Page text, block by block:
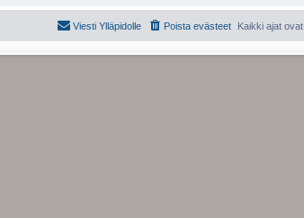
Kaikki ajat ovat
Poista evästeet
Viesti Ylläpidolle